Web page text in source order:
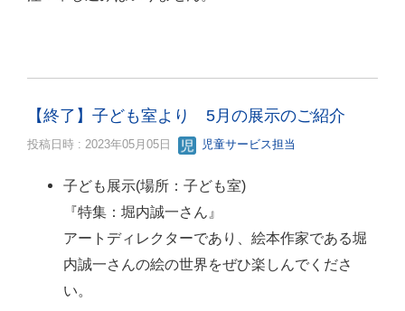
【終了】子ども室より 5月の展示のご紹介
投稿日時 : 2023年05月05日 児童サービス担当
子ども展示(場所：子ども室)
『特集：堀内誠一さん』
アートディレクターであり、絵本作家である堀
内誠一さんの絵の世界をぜひ楽しんでくださ
い。